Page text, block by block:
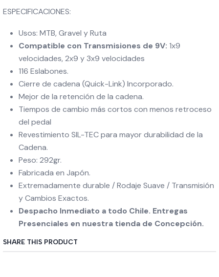
ESPECIFICACIONES:
Usos: MTB, Gravel y Ruta
Compatible con Transmisiones de 9V: 1x9
velocidades, 2x9 y 3x9 velocidades
116 Eslabones.
Cierre de cadena (Quick-Link) Incorporado.
Mejor de la retención de la cadena.
Tiempos de cambio más cortos con menos retroceso
del pedal
Revestimiento SIL-TEC para mayor durabilidad de la
Cadena.
Peso: 292gr.
Fabricada en Japón.
Extremadamente durable / Rodaje Suave / Transmisión
y Cambios Exactos.
Despacho Inmediato a todo Chile. Entregas
Presenciales en nuestra tienda de Concepción.
SHARE THIS PRODUCT